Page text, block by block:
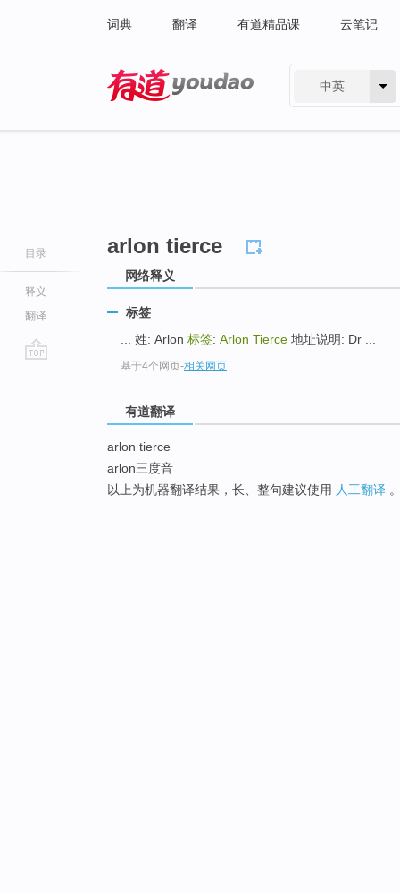
词典 翻译 有道精品课 云笔记
中英
目录
释义
翻译
arlon tierce
网络释义
标签
... 姓: Arlon 标签: Arlon Tierce 地址说明: Dr ...
基于4个网页-相关网页
有道翻译
arlon tierce
arlon三度音
以上为机器翻译结果，长、整句建议使用 人工翻译